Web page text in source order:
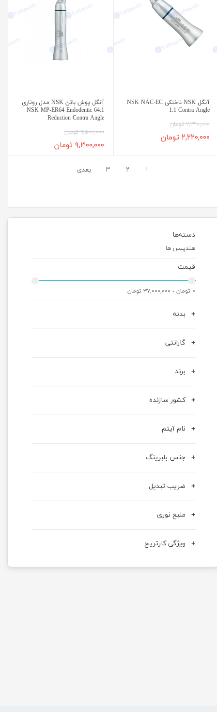
دسته‌ها
هندپیس ها
قیمت
۰ تومان - ۳۷,۰۰۰,۰۰۰ تومان
بدنه
گارانتی
برند
کشور سازنده
نام آیتم
جنس بلبرینگ
ضریب تبدیل
منبع نوری
ویژگی کارتریج
آنگل NSK ناخنکی NSK NAC-EC
1:1 Contra Angle
۲,۳۹۰,۰۰۰ تومان
۲,۲۲۰,۰۰۰ تومان
آنگل پوش باتن NSK مدل روتاری
NSK MP-ER64 Endodentic 64:1
Reduction Contra Angle
۹,۵۰۰,۰۰۰ تومان
۹,۳۰۰,۰۰۰ تومان
۱ ۲ ۳ بعدی